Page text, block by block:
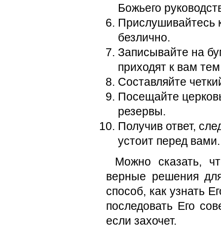
Божьего
Прислушивайтесь
безлично.
Записывайте на
приходят к вам
Составляйте
Посещайте
резервы.
Получив ответ,
устоит перед вами.
Можно сказать,
верные решения
способ, как узнать
последовать Его
если захочет.